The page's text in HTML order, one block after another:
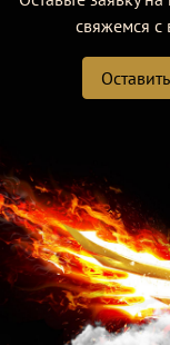
свяжемся